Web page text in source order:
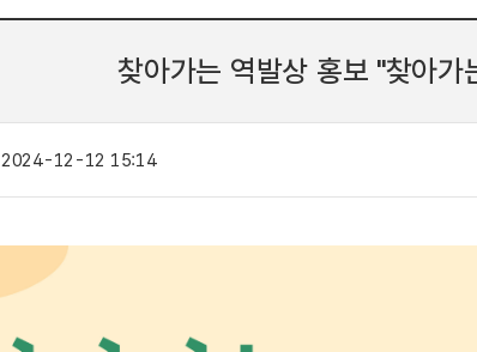
찾아가는 역발상 홍보 "찾아가
2024-12-12 15:14